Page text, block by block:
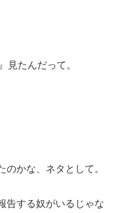
見たんだって。
のかな、ネタとして。
告する奴がいるじゃな